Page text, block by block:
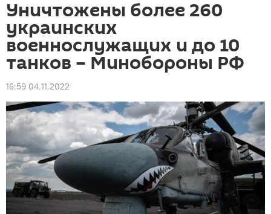
Уничтожены более 260
украинских
военнослужащих и до 10
танков – Минобороны РФ
16:59 04.11.2022